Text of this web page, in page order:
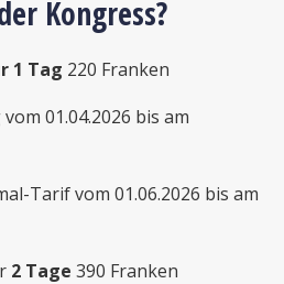
Kongress?
1 Tag 220 Franken
01.04.2026 bis am
Tarif vom 01.06.2026 bis am
2 Tage 390 Franken